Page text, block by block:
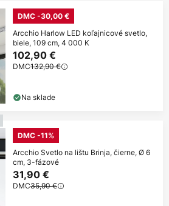
DMC -30,00 €
Arcchio Harlow LED koľajnicové svetlo,
biele, 109 cm, 4 000 K
102,90 €
DMC132,90 €
Na sklade
DMC -11%
Arcchio Svetlo na lištu Brinja, čierne, Ø 6
cm, 3-fázové
31,90 €
DMC35,90 €